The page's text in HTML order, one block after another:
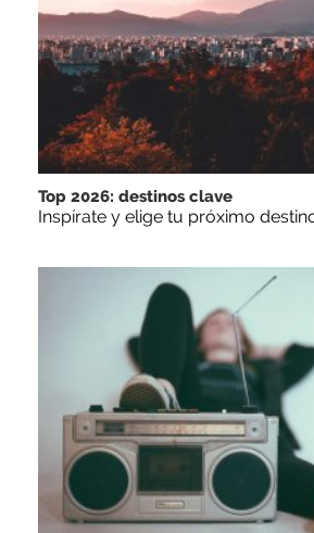
Top 2026: destinos clave
Inspírate y elige tu próximo